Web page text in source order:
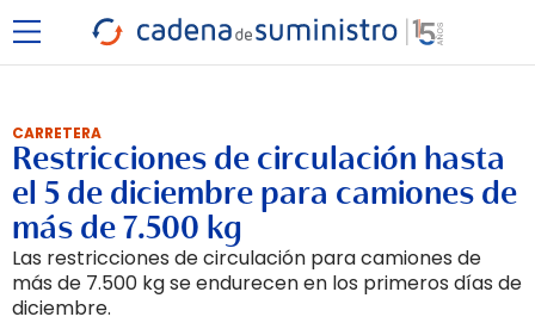
CARRETERA
Restricciones de circulación hasta
el 5 de diciembre para camiones de
más de 7.500 kg
Las restricciones de circulación para camiones de
más de 7.500 kg se endurecen en los primeros días de
diciembre.